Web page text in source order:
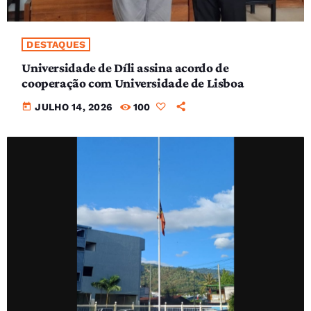
DESTAQUES
Universidade de Díli assina acordo de
cooperação com Universidade de Lisboa
today JULHO 14, 2026 100